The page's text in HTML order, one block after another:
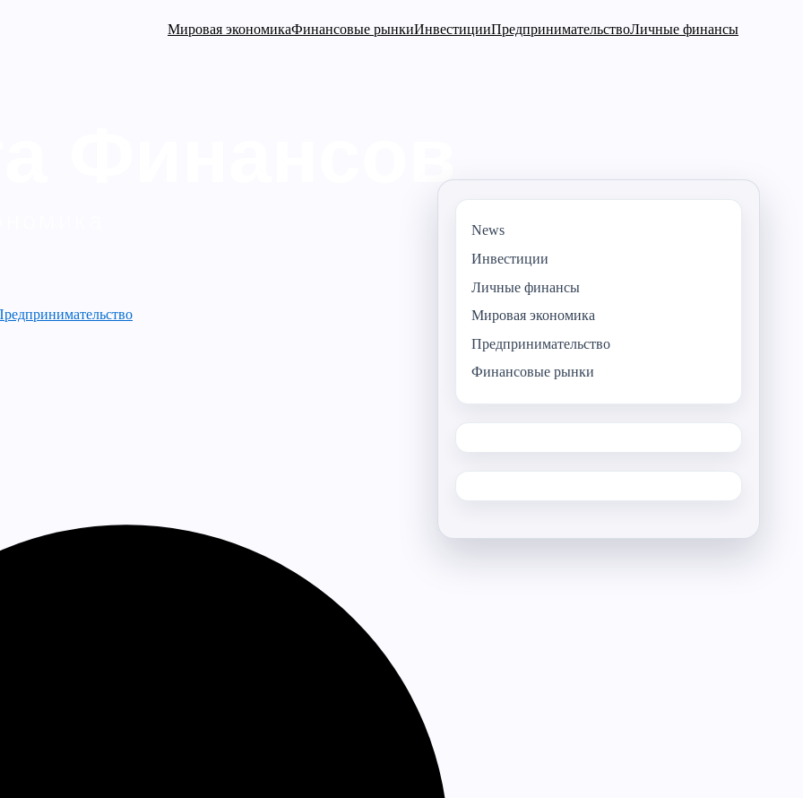
Мировая экономикаФинансовые рынкиИнвестицииПредпринимательствоЛичные финансы
News
Инвестиции
Личные финансы
Мировая экономика
Предпринимательство
Финансовые рынки